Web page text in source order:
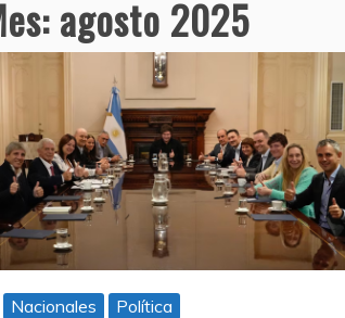
agosto 2025
Nacionales Política